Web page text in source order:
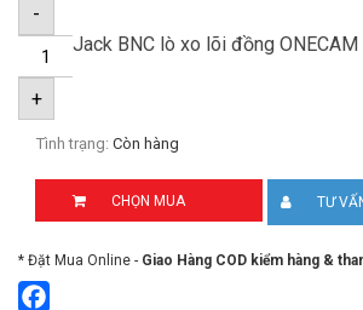
-
Jack BNC lò xo lõi đồng
+
Tình trạng: Còn hàng
CHỌN MUA TƯ
* Đặt Mua Online - Giao Hàng COD kiểm hàng &